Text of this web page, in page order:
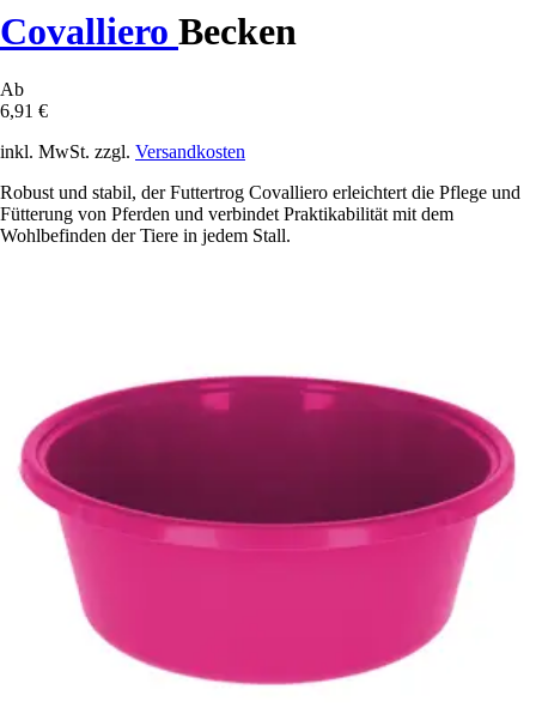
Covalliero Becken
Ab
6,91 €
inkl. MwSt. zzgl. Versandkosten
Robust und stabil, der Futtertrog Covalliero erleichtert die Pflege und
Fütterung von Pferden und verbindet Praktikabilität mit dem
Wohlbefinden der Tiere in jedem Stall.